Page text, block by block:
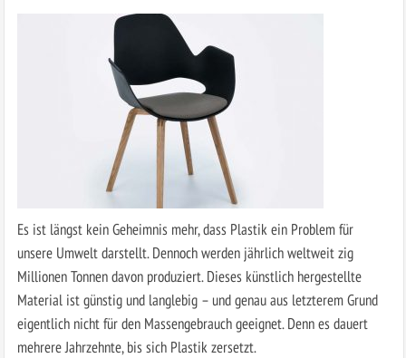
Es ist längst kein Geheimnis mehr, dass Plastik ein Problem für
unsere Umwelt darstellt. Dennoch werden jährlich weltweit zig
Millionen Tonnen davon produziert. Dieses künstlich hergestellte
Material ist günstig und langlebig – und genau aus letzterem Grund
eigentlich nicht für den Massengebrauch geeignet. Denn es dauert
mehrere Jahrzehnte, bis sich Plastik zersetzt.